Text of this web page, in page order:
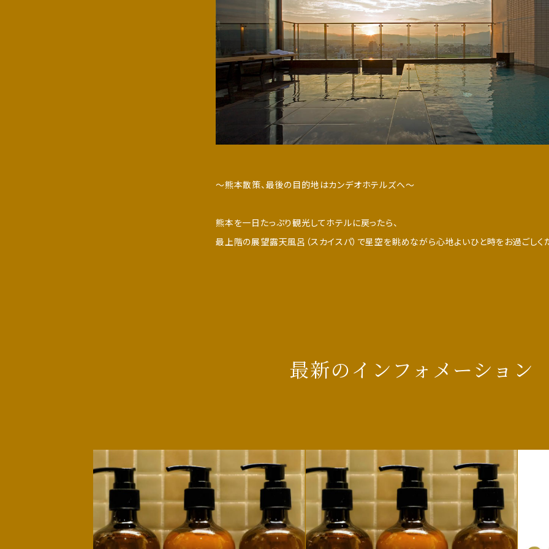
～熊本散策、最後の目的地はカンデオホテルズへ～
熊本を一日たっぷり観光してホテルに戻ったら、
最上階の展望露天風呂（スカイスパ）で星空を眺めながら心地よいひと時をお過ごしく
最新のインフォメーション